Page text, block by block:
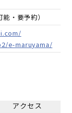
・要予約）
e-maruyama/
アクセス